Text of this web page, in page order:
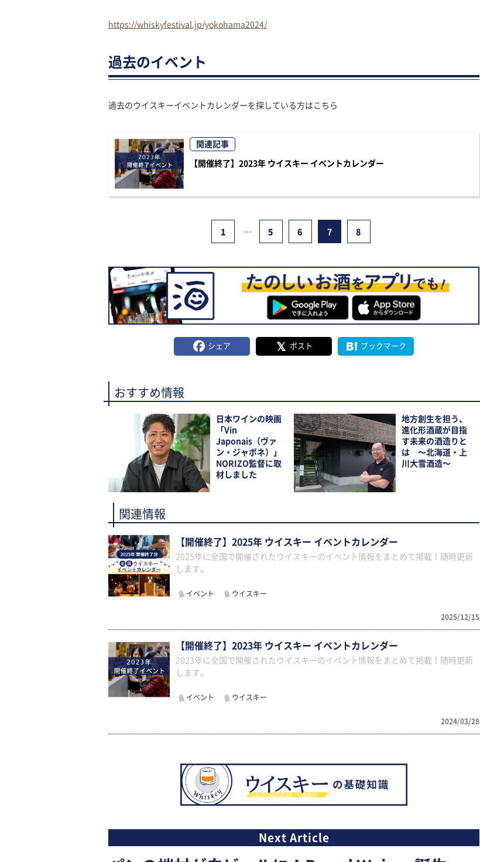
https://whiskyfestival.jp/yokohama2024/
過去のイベント
過去のウイスキーイベントカレンダーを探している方はこちら
関連記事
【開催終了】2023年 ウイスキー イベントカレンダー
1 … 5 6 7 8
シェア ポスト ブックマーク
おすすめ情報
日本ワインの映画
「Vin
Japonais（ヴァ
ン・ジャポネ）」
NORIZO監督に取
材しました
地方創生を担う、
進化形酒蔵が目指
す未来の酒造りと
は 〜北海道・上
川大雪酒造〜
関連情報
【開催終了】2025年 ウイスキー イベントカレンダー
2025年に全国で開催されたウイスキーのイベント情報をまとめて掲載！随時更新
します。
イベント ウイスキー
2025/12/15
【開催終了】2023年 ウイスキー イベントカレンダー
2023年に全国で開催されたウイスキーのイベント情報をまとめて掲載！随時更新
します。
イベント ウイスキー
2024/03/28